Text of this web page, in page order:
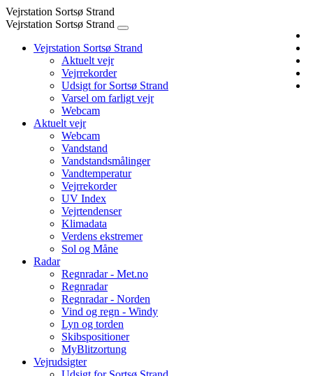
Vejrstation Sortsø Strand
Vejrstation Sortsø Strand
Vejrstation Sortsø Strand
Aktuelt vejr
Vejrrekorder
Udsigt for Sortsø Strand
Varsel om farligt vejr
Webcam
Aktuelt vejr
Webcam
Vandstand
Vandstandsmålinger
Vandtemperatur
Vejrrekorder
UV Index
Vejrtendenser
Klimadata
Verdens ekstremer
Sol og Måne
Radar
Regnradar - Met.no
Regnradar
Regnradar - Norden
Vind og regn - Windy
Lyn og torden
Skibspositioner
MyBlitzortung
Vejrudsigter